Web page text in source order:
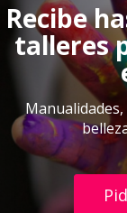
Recibe
talleres